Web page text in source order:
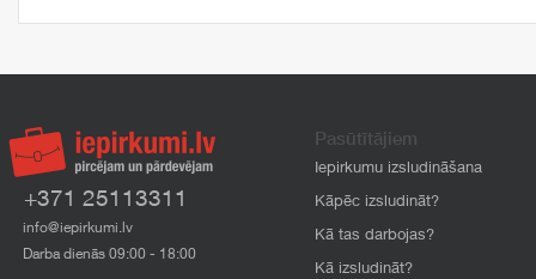
+371 25113311
info@iepirkumi.lv
Darba dienās 09:00 - 18:00
Pasūtītājiem
Iepirkumu izsludināšana
Kāpēc izsludināt?
Kā tas darbojas?
Kā izsludināt?